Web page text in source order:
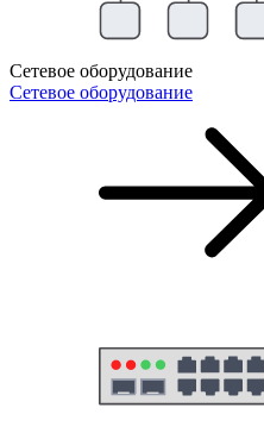
Сетевое оборудование
Сетевое оборудование